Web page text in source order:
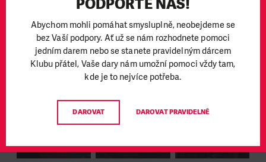
30 let práce Člověka v tísni
PODPOŘTE NÁS!
Abychom mohli pomáhat smysluplně, neobejdeme se
bez Vaší podpory. Ať už se nám rozhodnete pomoci
jedním darem nebo se stanete pravidelným dárcem
Klubu přátel, Vaše dary nám umožní pomoci vždy tam,
kde je to nejvíce potřeba.
DAROVAT DAROVAT PRAVIDELNĚ